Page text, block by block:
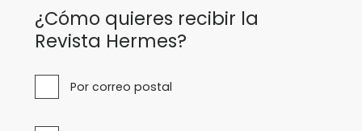
¿Cómo quieres recibir la
Revista Hermes?
Por correo postal